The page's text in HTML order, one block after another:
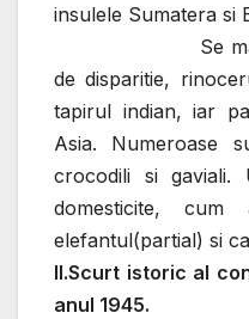
insulele Sumatera si
Se mai
de disparitie,
tapirul indian, iar
Asia. Numeroase
crocodili si gaviali.
domesticite,
elefantul(partial) si
II.Scurt istoric al
anul 1945.